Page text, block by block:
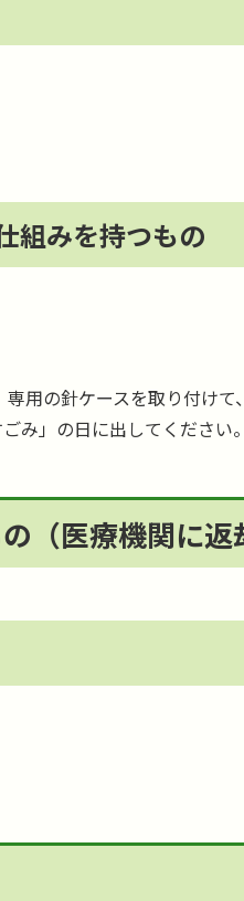
組みを持つもの
用の針ケースを取り付け
み」の日に出してください。
（医療機関に返